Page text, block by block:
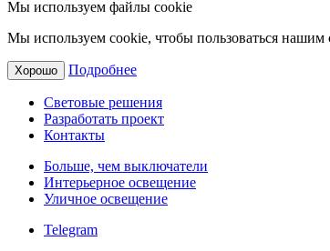
Мы используем файлы cookie
Мы используем cookie, чтобы пользоваться нашим
Хорошо Подробнее
Световые решения
Разработать проект
Контакты
Больше, чем выключатели
Интерьерное освещение
Уличное освещение
Telegram